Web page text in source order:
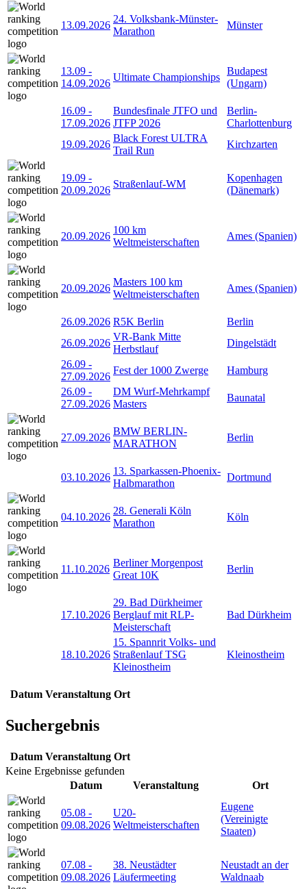
13.09.2026
24. Volksbank-Münster-
Marathon
Münster
13.09 -
14.09.2026
Ultimate Championships
Budapest
(Ungarn)
16.09 -
17.09.2026
Bundesfinale JTFO und
JTFP 2026
Berlin-
Charlottenburg
19.09.2026
Black Forest ULTRA
Trail Run
Kirchzarten
19.09 -
20.09.2026
Straßenlauf-WM
Kopenhagen
(Dänemark)
20.09.2026
100 km
Weltmeisterschaften
Ames (Spanien)
20.09.2026
Masters 100 km
Weltmeisterschaften
Ames (Spanien)
26.09.2026 R5K Berlin
Berlin
26.09.2026
VR-Bank Mitte
Herbstlauf
Dingelstädt
26.09 -
27.09.2026
Fest der 1000 Zwerge
Hamburg
26.09 -
27.09.2026
DM Wurf-Mehrkampf
Masters
Baunatal
27.09.2026
BMW BERLIN-
MARATHON
Berlin
03.10.2026
13. Sparkassen-Phoenix-
Halbmarathon
Dortmund
04.10.2026
28. Generali Köln
Marathon
Köln
11.10.2026
Berliner Morgenpost
Great 10K
Berlin
17.10.2026
29. Bad Dürkheimer
Berglauf mit RLP-
Meisterschaft
Bad Dürkheim
18.10.2026
15. Spannrit Volks- und
Straßenlauf TSG
Kleinostheim
Kleinostheim
Datum Veranstaltung Ort
Suchergebnis
Datum Veranstaltung Ort
Keine Ergebnisse gefunden
Datum
Veranstaltung Ort
05.08 -
09.08.2026
U20-
Weltmeisterschaften
Eugene
(Vereinigte
Staaten)
07.08 -
09.08.2026
38. Neustädter
Läufermeeting
Neustadt an der
Waldnaab